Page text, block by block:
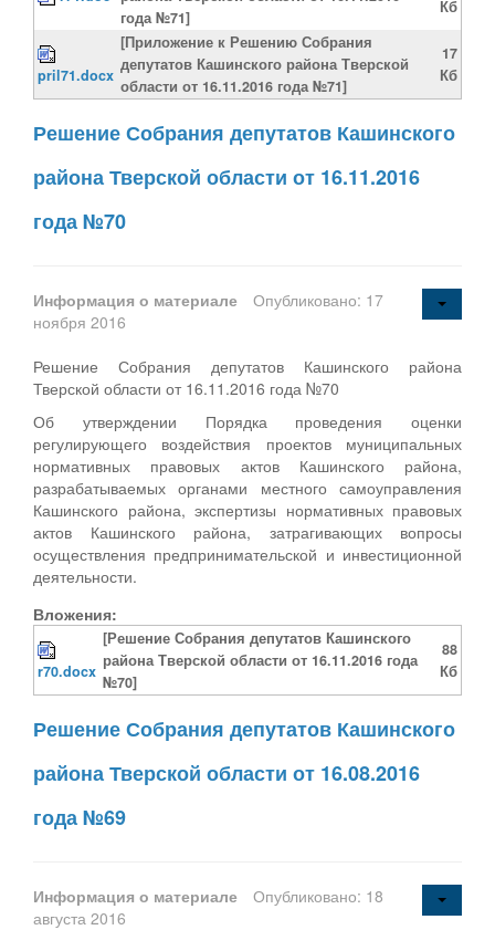
года №71]
Кб
pril71.docx
[Приложение к Решению Собрания
депутатов Кашинского района Тверской
области от 16.11.2016 года №71]
17
Кб
Решение Собрания депутатов Кашинского
района Тверской области от 16.11.2016
года №70
Информация о материале
Опубликовано: 17
ноября 2016
Решение Собрания депутатов Кашинского района
Тверской области от 16.11.2016 года №70
Об утверждении Порядка проведения оценки
регулирующего воздействия проектов муниципальных
нормативных правовых актов Кашинского района,
разрабатываемых органами местного самоуправления
Кашинского района, экспертизы нормативных правовых
актов Кашинского района, затрагивающих вопросы
осуществления предпринимательской и инвестиционной
деятельности.
Вложения:
r70.docx
[Решение Собрания депутатов Кашинского
района Тверской области от 16.11.2016 года
№70]
88
Кб
Решение Собрания депутатов Кашинского
района Тверской области от 16.08.2016
года №69
Информация о материале
Опубликовано: 18
августа 2016